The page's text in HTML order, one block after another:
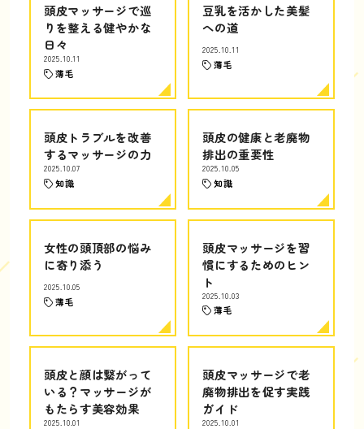
頭皮マッサージで巡
りを整える健やかな
日々
2025.10.11
薄毛
豆乳を活かした美髪
への道
2025.10.11
薄毛
頭皮トラブルを改善
するマッサージの力
2025.10.07
知識
頭皮の健康と老廃物
排出の重要性
2025.10.05
知識
女性の頭頂部の悩み
に寄り添う
2025.10.05
薄毛
頭皮マッサージを習
慣にするためのヒン
ト
2025.10.03
薄毛
頭皮と顔は繋がって
いる？マッサージが
もたらす美容効果
2025.10.01
頭皮マッサージで老
廃物排出を促す実践
ガイド
2025.10.01